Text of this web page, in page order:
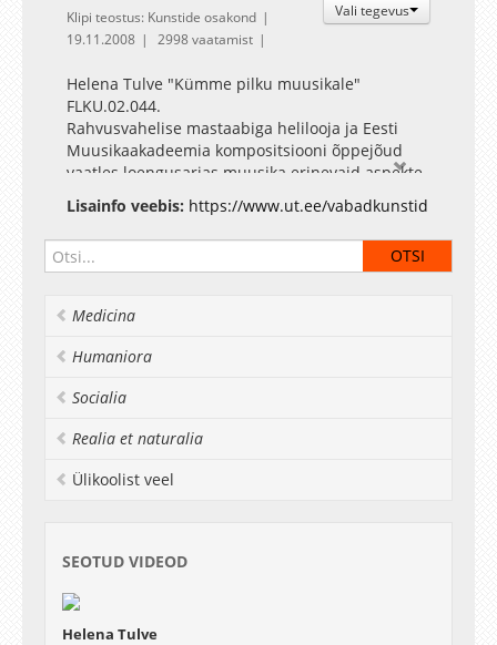
Vali tegevus
Klipi teostus: Kunstide osakond
19.11.2008
2998 vaatamist
Helena Tulve "Kümme pilku muusikale"
FLKU.02.044.
Rahvusvahelise mastaabiga helilooja ja Eesti
Muusikaakadeemia kompositsiooni õppejõud
vaatles loengusarjas muusika erinevaid aspekte.
Kõneldi helist, kuulamisest ja muusika
funktsioonidest läbi aegade.
Lisainfo veebis: https://www.ut.ee/vabadkunstid
Medicina
Humaniora
Socialia
Realia et naturalia
Ülikoolist veel
SEOTUD VIDEOD
Helena Tulve